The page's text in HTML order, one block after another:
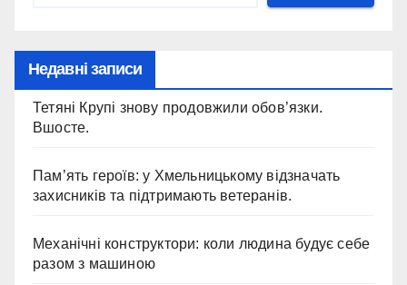
Недавні записи
Тетяні Крупі знову продовжили обов’язки.
Вшосте.
Пам’ять героїв: у Хмельницькому відзначать
захисників та підтримають ветеранів.
Механічні конструктори: коли людина будує себе
разом з машиною